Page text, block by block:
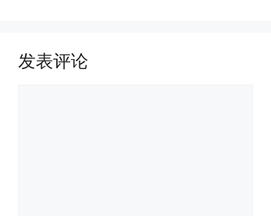
发表评论